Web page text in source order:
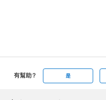
有幫助？ 是